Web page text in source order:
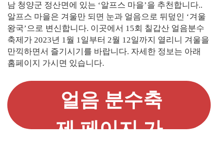
남 청양군 정산면에 있는 ‘알프스 마을’을 추천합니다..
알프스 마을은 겨울만 되면 눈과 얼음으로 뒤덮인 ‘겨울
왕국’으로 변신합니다. 이곳에서 15회 칠갑산 얼음분수
축제가 2023년 1월 1일부터 2월 12일까지 열리니 겨울을
만끽하면서 즐기시기를 바랍니다. 자세한 정보는 아래
홈페이지 가시면 있습니다.
얼음 분수축
제 페이지 가